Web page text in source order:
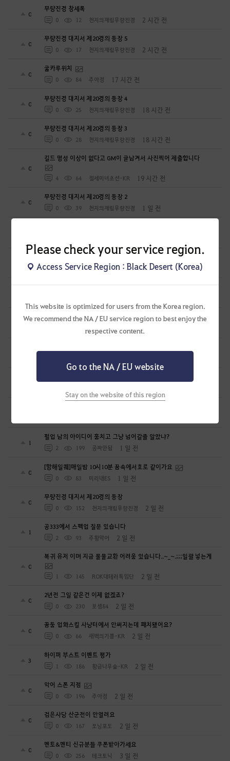
Please check your service region.
Access Service Region : Black Desert (Korea)
This website is optimized for users from the Korea region.
We recommend the NA / EU service region to best enjoy the
respective content.
Go to the NA / EU website
Stay on the website of this region
0
무량진경 창세록
0 12 천지의재림무량진경 2 시간 전
0
무량진경 대지서 제20경의 등장 5
0 17 천지의재림무량진경 2 시간 전
0
굶카루위치
0 84 주아정 17 시간 전
0
무량진경 대지서 제20경의 등장 4
0 25 천지의재림무량진경 18 시간 전
0
무량진경 대지서 제20경의 등장 3
0 28 천지의재림무량진경 18 시간 전
0
길드 명성 이상이 없다고 GM이 글남겨서 사진찍어 제출합니다
4 64 절세미녀초선-KR 19 시간 전
0
무량진경 대지서 제20경의 등장 2
0 39 천지의재림무량진경 1 일 전
0
올비아 아카데미 퀘스트에서 캐릭터 이동.. 문제 있어요.
1 85 일리아노-KR 1 일 전
시즌 캐릭터 생성이 안 됩니다.
9
🥔감자타임즈[인물] 예쁜 캐릭터보다, 기억에 남는 캐릭터
감자타임즈 1 일 전
1
펄업 남의 아이디어 훔치고 그냥 넘어갈줄 알았냐?
2 199 공짜안됨 1 일 전
0
[항해일퀘]매일밤 10시10분 꿈속에서호로 같이가요
0 83 미리내ES 1 일 전
0
무량진경 대지서 제20경의 등장
0 152 천지의재림무량진경 2 일 전
1
공333에서 스펙업 질문 있습니다
2 93 주황악어 2 일 전
0
복귀 유저 이며 지금 물물교환 어려움 있습니다..~_~.;;;일괄 넣는게
1 145 ROK대테러특임단 2 일 전
0
2년전 그일 같은건 이제 없겠죠?
0 230 보셈84 2 일 전
0
꿈둠 업화스킬 사냥터에서 안써지는데 패치됐어요?
0 66 새벽의기쁨-KR 2 일 전
3
하이퍼 부스트 이벤트 평가
1 186 황금나무숲-KR 2 일 전
0
악어 스폰 지점
0 196 주아정 2 일 전
0
검은사당 산군전이 안열려요
0 167 모닝포도 2 일 전
0
멘토&멘티 신규분들 쿠폰받아가세요
0 256 테크토닉 3 일 전